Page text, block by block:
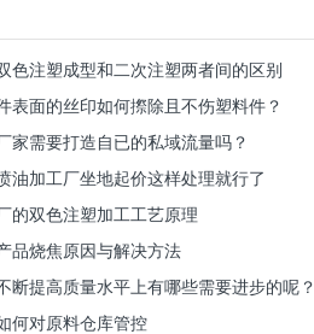
色注塑成型和二次注塑两者间的区别
表面的丝印如何摖除且不伤塑料件？
家需要打造自已的私域流量吗？
油加工厂坐地起价这样处理就行了
的双色注塑加工工艺原理
品烧焦原因与解决方法
断提高质量水平上有哪些需要进步的呢？
何对原料仓库管控